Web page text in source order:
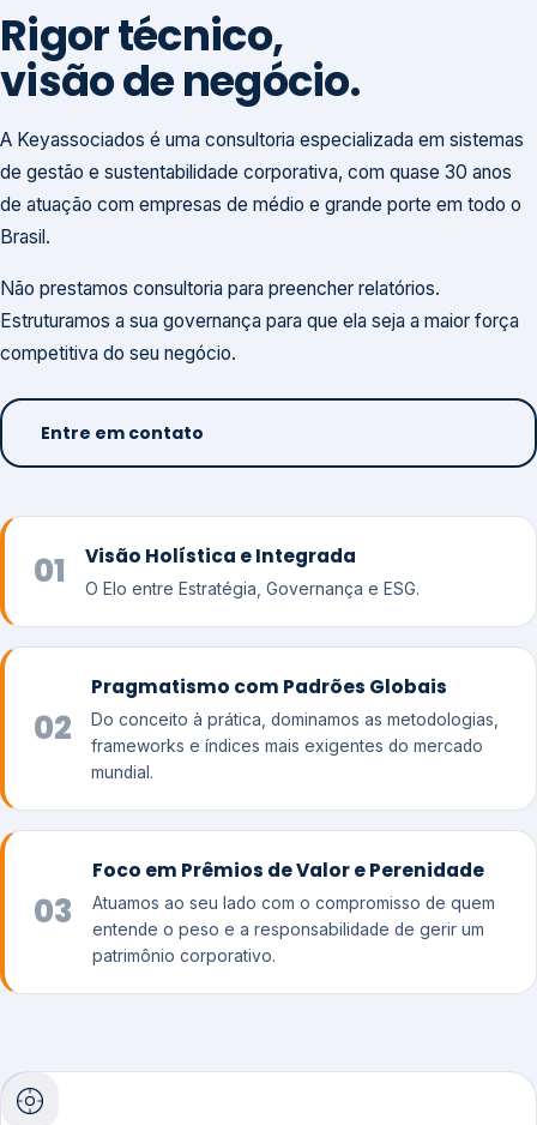
Rigor técnico,
visão de negócio.
A Keyassociados é uma consultoria especializada em sistemas
de gestão e sustentabilidade corporativa, com quase 30 anos
de atuação com empresas de médio e grande porte em todo o
Brasil.
Não prestamos consultoria para preencher relatórios.
Estruturamos a sua governança para que ela seja a maior força
competitiva do seu negócio.
Entre em contato
01 Visão Holística e Integrada
O Elo entre Estratégia, Governança e ESG.
02
Pragmatismo com Padrões Globais
Do conceito à prática, dominamos as metodologias,
frameworks e índices mais exigentes do mercado
mundial.
03
Foco em Prêmios de Valor e Perenidade
Atuamos ao seu lado com o compromisso de quem
entende o peso e a responsabilidade de gerir um
patrimônio corporativo.